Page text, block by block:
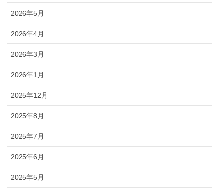
2026年5月
2026年4月
2026年3月
2026年1月
2025年12月
2025年8月
2025年7月
2025年6月
2025年5月